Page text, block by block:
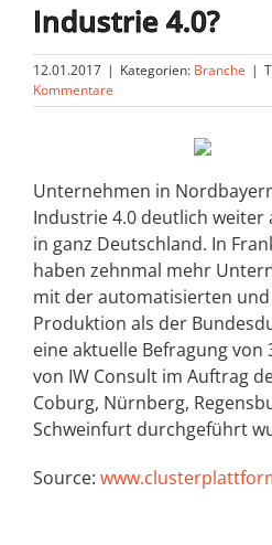
Industrie 4.0?
12.01.2017 | Kategorien: Branche |
Kommentare
Unternehmen in
Industrie 4.0 deutlich
in ganz Deutschland. In
haben zehnmal mehr
mit der automatisierten
Produktion als der
eine aktuelle Befragung
von IW Consult im Auftrag
Coburg, Nürnberg,
Schweinfurt durchgeführt
Source: